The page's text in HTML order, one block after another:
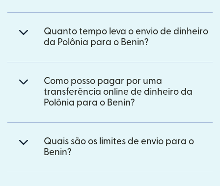
Quanto tempo leva o envio de dinheiro
da Polônia para o Benin?
Como posso pagar por uma
transferência online de dinheiro da
Polônia para o Benin?
Quais são os limites de envio para o
Benin?